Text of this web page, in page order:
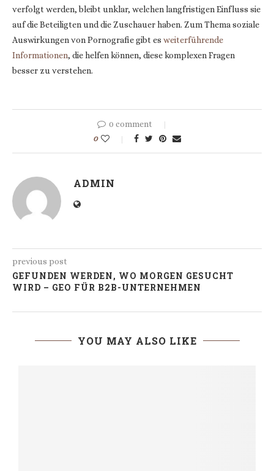
verfolgt werden, bleibt unklar, welchen langfristigen Einfluss sie
auf die Beteiligten und die Zuschauer haben. Zum Thema soziale
Auswirkungen von Pornografie gibt es weiterführende
Informationen, die helfen können, diese komplexen Fragen
besser zu verstehen.
0 comment
0
ADMIN
previous post
GEFUNDEN WERDEN, WO MORGEN GESUCHT
WIRD – GEO FÜR B2B-UNTERNEHMEN
YOU MAY ALSO LIKE